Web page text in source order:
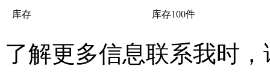
库存 库存100件
了解更多信息联系我时